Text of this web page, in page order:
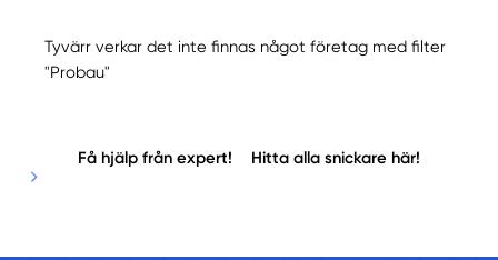
Tyvärr verkar det inte finnas något företag med filter
"Probau"
Få hjälp från expert! Hitta alla snickare här!